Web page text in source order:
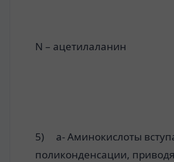
N – ацетилаланин
5) a- Аминокислоты
поликонденсации,